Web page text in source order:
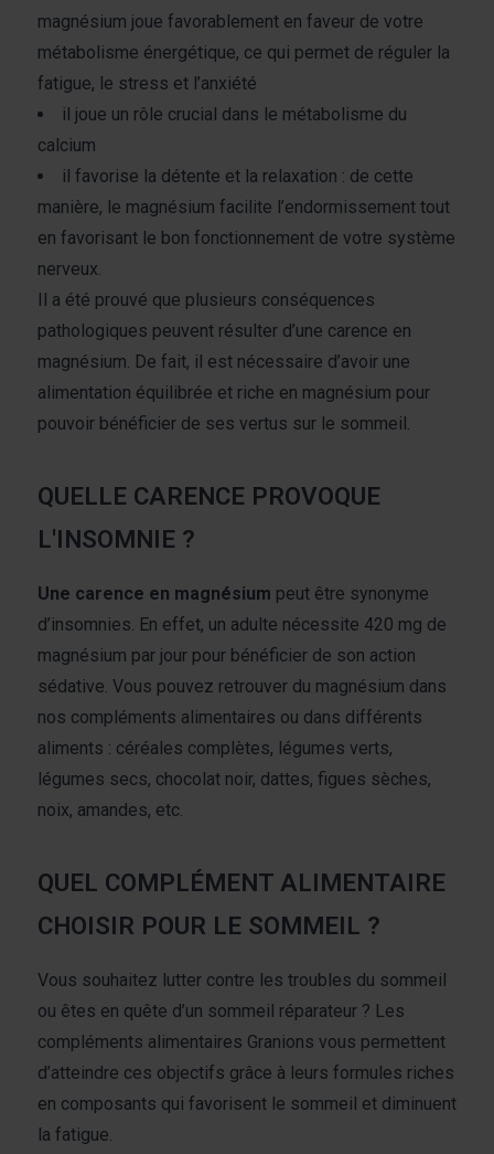
magnésium joue favorablement en faveur de votre
métabolisme énergétique, ce qui permet de réguler la
fatigue, le stress et l’anxiété
il joue un rôle crucial dans le métabolisme du
calcium
il favorise la détente et la relaxation : de cette
manière, le magnésium facilite l’endormissement tout
en favorisant le bon fonctionnement de votre système
nerveux.
Il a été prouvé que plusieurs conséquences
pathologiques peuvent résulter d’une carence en
magnésium. De fait, il est nécessaire d’avoir une
alimentation équilibrée et riche en magnésium pour
pouvoir bénéficier de ses vertus sur le sommeil.
QUELLE CARENCE PROVOQUE
L'INSOMNIE ?
Une carence en magnésium peut être synonyme
d’insomnies. En effet, un adulte nécessite 420 mg de
magnésium par jour pour bénéficier de son action
sédative. Vous pouvez retrouver du magnésium dans
nos compléments alimentaires ou dans différents
aliments : céréales complètes, légumes verts,
légumes secs, chocolat noir, dattes, figues sèches,
noix, amandes, etc.
QUEL COMPLÉMENT ALIMENTAIRE
CHOISIR POUR LE SOMMEIL ?
Vous souhaitez lutter contre les troubles du sommeil
ou êtes en quête d’un sommeil réparateur ? Les
compléments alimentaires Granions vous permettent
d’atteindre ces objectifs grâce à leurs formules riches
en composants qui favorisent le sommeil et diminuent
la fatigue.